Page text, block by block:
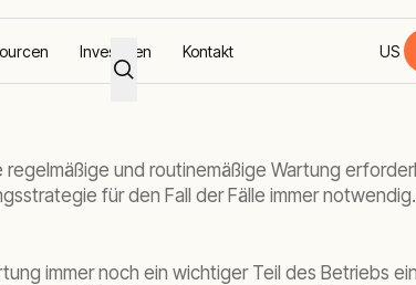
Investoren Kontakt US
und routinemäßige Wartung
für den Fall der Fälle immer
immer noch ein wichtiger Teil des Betriebs